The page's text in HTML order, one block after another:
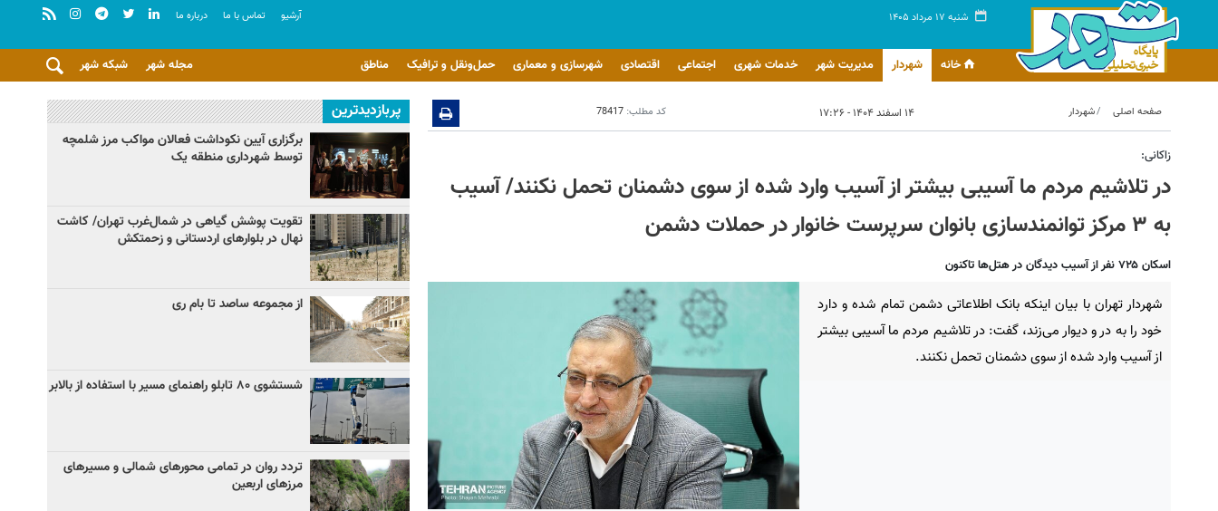
شنبه ۱۷ مرداد ۱۴۰۵ آرشيو تماس با ما درباره ما
خانه شهردار مدیریت شهر خدمات شهری اجتماعی اقتصادی شهرسازی و معماری حمل‌ونقل و ترافیک مناطق شبکه شهر مجله شهر
صفحه اصلی شهردار ۱۴ اسفند ۱۴۰۴ - ۱۷:۲۶ کد مطلب: 78417
زاکانی:
در تلاشیم مردم ما آسیبی بیشتر از آسیب وارد شده از سوی دشمنان تحمل نکنند/ آسیب
به ۳ مرکز توانمندسازی بانوان سرپرست خانوار در حملات دشمن
اسکان ۷۲۵ نفر از آسیب دیدگان در هتل‌ها تاکنون
شهردار تهران با بیان اینکه بانک اطلاعاتی دشمن تمام شده و دارد
خود را به در و دیوار می‌زند، گفت: در تلاشیم مردم ما آسیبی بیشتر
از آسیب وارد شده از سوی دشمنان تحمل نکنند.
پربازدیدترین
برگزاری آیین نکوداشت فعالان مواکب مرز شلمچه
توسط شهرداری منطقه یک
تقویت پوشش گیاهی در شمال‌غرب تهران/ کاشت
نهال در بلوارهای اردستانی و زحمتکش
از مجموعه ساصد تا بام ری
شستشوی ۸۰ تابلو راهنمای مسیر با استفاده از بالابر
تردد روان در تمامی محورهای شمالی و مسیرهای
مرزهای اربعین